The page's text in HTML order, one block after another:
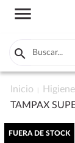
menu

Inicio
TAMPAX
FUERA DE STOCK